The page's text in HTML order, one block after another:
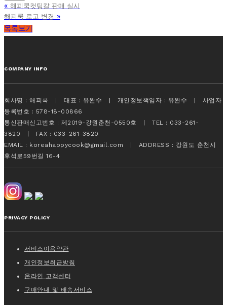
« 해피쿡컷팅칼 판매 실시
해피쿡 로고 변경 »
목록보기
COMPANY INFO
회사명 : 해피쿡 | 대표 : 유완수 | 개인정보책임자 : 유완수 | 사업자
등록번호 : 578-18-00866
통신판매신고번호 : 제2019-강원춘천-0550호 | TEL : 033-261-
3820 | FAX : 033-261-3820
EMAIL : koreahappycook@gmail.com | ADDRESS : 강원도 춘천시
후석로59번길 16-4
PRIVACY POLICY
서비스이용약관
개인정보취급방침
온라인 고객센터
구매안내 및 배송서비스